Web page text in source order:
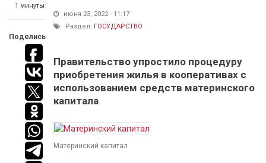
1 минуты
Поделись
июня 23, 2022 - 11:17
Раздел: ГОСУДАРСТВО
Правительство упростило процедуру
приобретения жилья в кооперативах с
использованием средств материнского
капитала
Материнский капитал